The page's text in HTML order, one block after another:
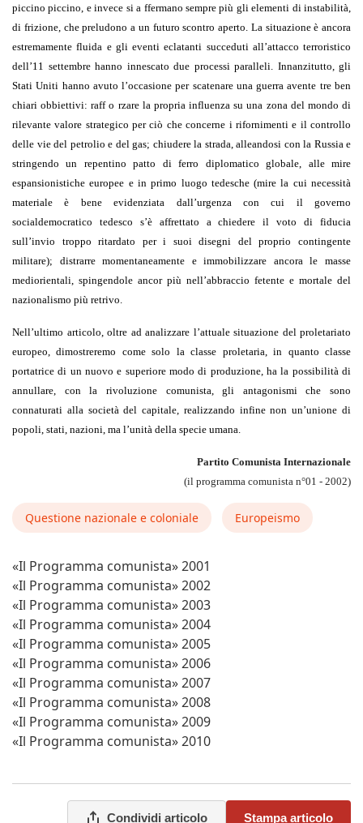
piccino piccino, e invece si a ffermano sempre più gli elementi di instabilità,
di frizione, che preludono a un futuro scontro aperto. La situazione è ancora
estremamente fluida e gli eventi eclatanti succeduti all’attacco terroristico
dell’11 settembre hanno innescato due processi paralleli. Innanzitutto, gli
Stati Uniti hanno avuto l’occasione per scatenare una guerra avente tre ben
chiari obbiettivi: raff o rzare la propria influenza su una zona del mondo di
rilevante valore strategico per ciò che concerne i rifornimenti e il controllo
delle vie del petrolio e del gas; chiudere la strada, alleandosi con la Russia e
stringendo un repentino patto di ferro diplomatico globale, alle mire
espansionistiche europee e in primo luogo tedesche (mire la cui necessità
materiale è bene evidenziata dall’urgenza con cui il governo
socialdemocratico tedesco s’è affrettato a chiedere il voto di fiducia
sull’invio troppo ritardato per i suoi disegni del proprio contingente
militare); distrarre momentaneamente e immobilizzare ancora le masse
mediorientali, spingendole ancor più nell’abbraccio fetente e mortale del
nazionalismo più retrivo.
Nell’ultimo articolo, oltre ad analizzare l’attuale situazione del proletariato
europeo, dimostreremo come solo la classe proletaria, in quanto classe
portatrice di un nuovo e superiore modo di produzione, ha la possibilità di
annullare, con la rivoluzione comunista, gli antagonismi che sono
connaturati alla società del capitale, realizzando infine non un’unione di
popoli, stati, nazioni, ma l’unità della specie umana.
Partito Comunista Internazionale
(il programma comunista n°01 - 2002)
Questione nazionale e coloniale Europeismo
«Il Programma comunista» 2001
«Il Programma comunista» 2002
«Il Programma comunista» 2003
«Il Programma comunista» 2004
«Il Programma comunista» 2005
«Il Programma comunista» 2006
«Il Programma comunista» 2007
«Il Programma comunista» 2008
«Il Programma comunista» 2009
«Il Programma comunista» 2010
Condividi articolo Stampa articolo